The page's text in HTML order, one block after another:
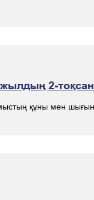
2-
құны мен